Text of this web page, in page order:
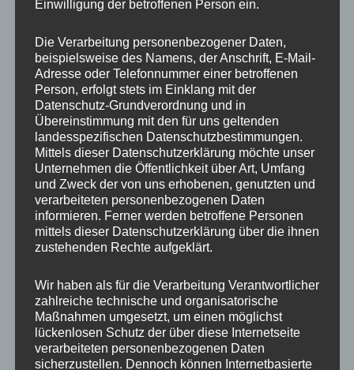
MP Mario Porten
Beratung
Training
Coaching
Impulsvorträge
NEWS ABONNIEREN?
Your email:
Einwilligung der betroffenen Person ein.
Die Verarbeitung personenbezogener Daten,
beispielsweise des Namens, der Anschrift, E-Mail-
Adresse oder Telefonnummer einer betroffenen
Person, erfolgt stets im Einklang mit der
Datenschutz-Grundverordnung und in
Übereinstimmung mit den für uns geltenden
landesspezifischen Datenschutzbestimmungen.
Mittels dieser Datenschutzerklärung möchte unser
Unternehmen die Öffentlichkeit über Art, Umfang
und Zweck der von uns erhobenen, genutzten und
verarbeiteten personenbezogenen Daten
informieren. Ferner werden betroffene Personen
mittels dieser Datenschutzerklärung über die ihnen
zustehenden Rechte aufgeklärt.
Wir haben als für die Verarbeitung Verantwortlicher
zahlreiche technische und organisatorische
Maßnahmen umgesetzt, um einen möglichst
lückenlosen Schutz der über diese Internetseite
verarbeiteten personenbezogenen Daten
sicherzustellen. Dennoch können Internetbasierte